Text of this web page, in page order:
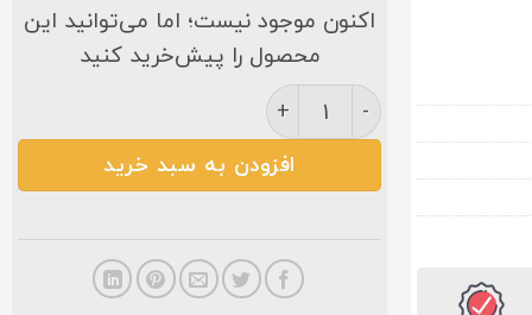
اکنون موجود نیست؛ اما می‌توانید این
محصول را پیش‌خرید کنید
فرش کاشان ارشیدا ۷۰۰ شانه کرم (بافت جفتی) عدد
افزودن به سبد خرید